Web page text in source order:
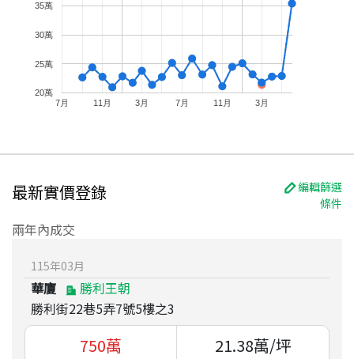
7月 11月 3月 7月 11月 3月
20萬
25萬
30萬
35萬
最新實價登錄
編輯篩選
條件
兩年內成交
115年03月
華廈
勝利王朝
勝利街22巷5弄7號5樓之3
750萬 21.38萬/坪